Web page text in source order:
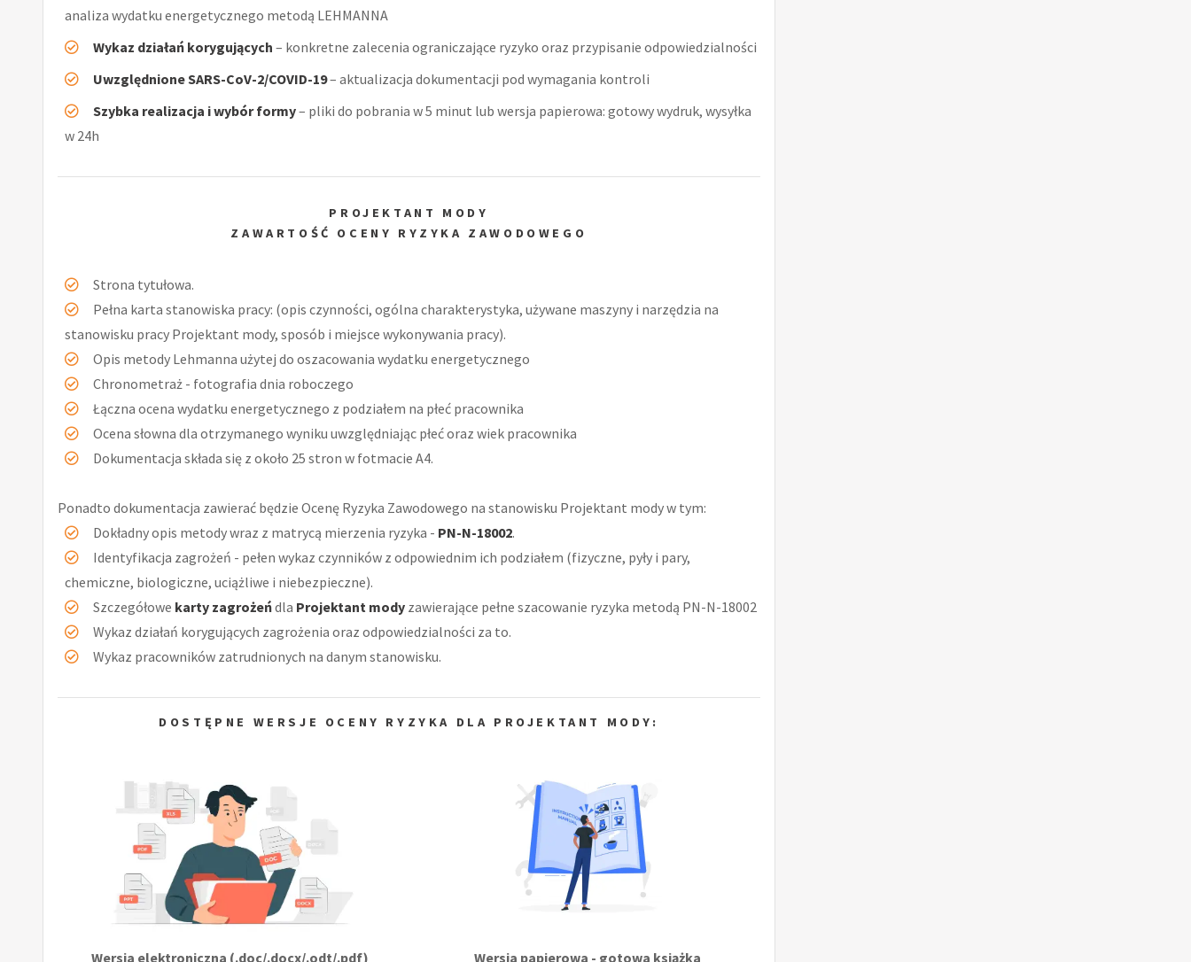
analiza wydatku energetycznego metodą LEHMANNA
Wykaz działań korygujących – konkretne zalecenia ograniczające ryzyko oraz przypisanie odpowiedzialności
Uwzględnione SARS-CoV-2/COVID-19– aktualizacja dokumentacji pod wymagania kontroli
Szybka realizacja i wybór formy– pliki do pobrania w 5 minut lub wersja papierowa: gotowy wydruk, wysyłka
w 24h
PROJEKTANT MODY
ZAWARTOŚĆ OCENY RYZYKA ZAWODOWEGO
Strona tytułowa.
Pełna karta stanowiska pracy: (opis czynności, ogólna charakterystyka, używane maszyny i narzędzia na
stanowisku pracy Projektant mody, sposób i miejsce wykonywania pracy).
Opis metody Lehmanna użytej do oszacowania wydatku energetycznego
Chronometraż - fotografia dnia roboczego
Łączna ocena wydatku energetycznego z podziałem na płeć pracownika
Ocena słowna dla otrzymanego wyniku uwzględniając płeć oraz wiek pracownika
Dokumentacja składa się z około 25 stron w fotmacie A4.
Ponadto dokumentacja zawierać będzie Ocenę Ryzyka Zawodowego na stanowisku Projektant mody w tym:
Dokładny opis metody wraz z matrycą mierzenia ryzyka - PN-N-18002.
Identyfikacja zagrożeń - pełen wykaz czynników z odpowiednim ich podziałem (fizyczne, pyły i pary,
chemiczne, biologiczne, uciążliwe i niebezpieczne).
Szczegółowe karty zagrożeńdla Projektant mody zawierające pełne szacowanie ryzyka metodą PN-N-18002
Wykaz działań korygujących zagrożenia oraz odpowiedzialności za to.
Wykaz pracowników zatrudnionych na danym stanowisku.
DOSTĘPNE WERSJE OCENY RYZYKA DLA PROJEKTANT MODY:
Wersja elektroniczna (.doc/.docx/.odt/.pdf) Wersja papierowa - gotowa książka